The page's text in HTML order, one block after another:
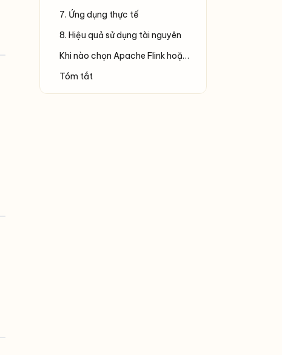
7. Ứng dụng thực tế
8. Hiệu quả sử dụng tài nguyên
Khi nào chọn Apache Flink hoặc Apache Spark?
Tóm tắt